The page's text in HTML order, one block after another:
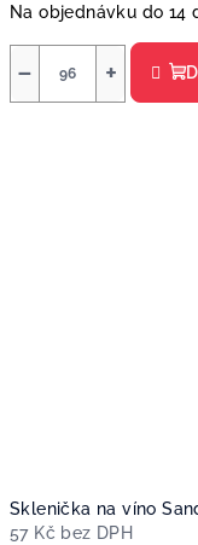
Na objednávku do 14
+
−
Sklenička na víno
57 Kč bez DPH